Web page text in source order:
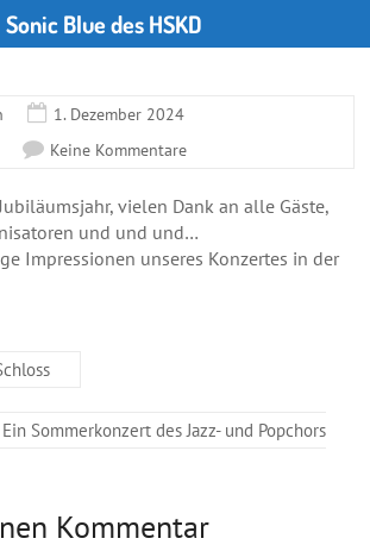
1. Dezember 2024
Keine Kommentare
vielen Dank an alle Gäste,
und und und…
Impressionen unseres Konzertes in der
Sommerkonzert des Jazz- und Popchors
Kommentar
Sonic Blue des HSKD